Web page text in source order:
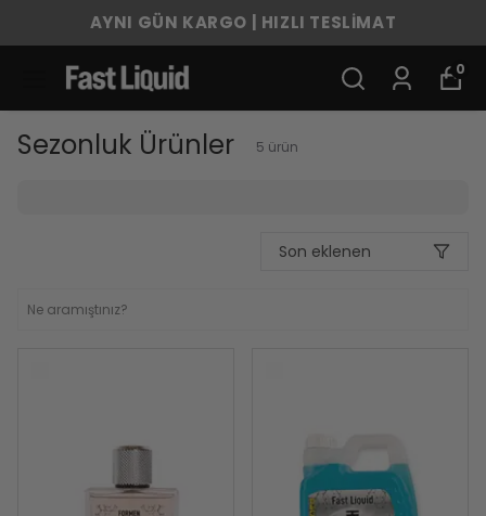
AYNI GÜN KARGO | HIZLI TESLİMAT
0
Sezonluk Ürünler 5 ürün
Son eklenen